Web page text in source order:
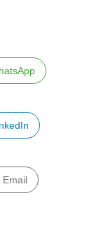
Email